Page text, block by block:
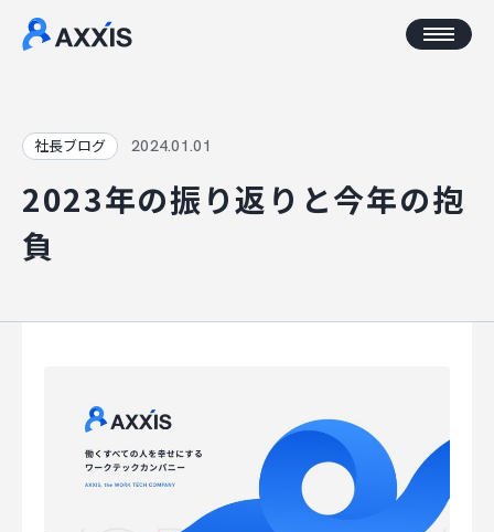
CORPORATE
企業情報
SERVICE
AXXISのサービス
社長ブログ 2024.01.01
2023年の振り返りと今年の抱
負